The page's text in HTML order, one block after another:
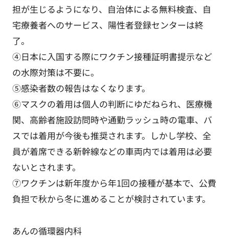
担が生じるようになり、自治体による無料検査、自
宅療養者へのサービス、陽性者登録センターは終
了。
④日本に入国する際にワクチン接種証明書提示など
の水際対策は不要に。
⑤感染者数の報告はなくなります。
⑥マスクの着用は個人の判断にゆだねられ、医療機
関、高齢者施設訪問時や通勤ラッシュ時の電車、バ
スでは着用が今後も推奨されます。しかし学校、全
員が着席できる新幹線などの車両内では着用は必要
ないとされます。
⑦ワクチンは新年度から年1回の接種が基本で、公費
負担で秋から冬に進めることが検討されています。
あんの循環器内科